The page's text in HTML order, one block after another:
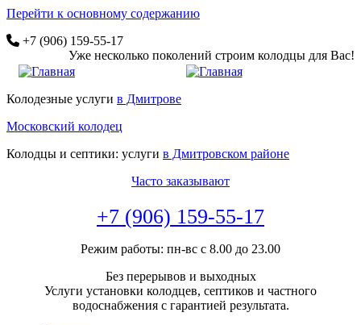
Перейти к основному содержанию
+7 (906) 159-55-17
Уже несколько поколений строим колодцы для Вас!
Колодезные услуги в Дмитрове
Московский колодец
Колодцы и септики: услуги в Дмитровском районе
Часто заказывают
+7 (906) 159-55-17
Режим работы: пн-вс с 8.00 до 23.00
Без перерывов и выходных
Услуги установки колодцев, септиков и частного
водоснабжения с гарантией результата.